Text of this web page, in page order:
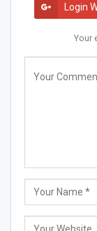
Login
Your